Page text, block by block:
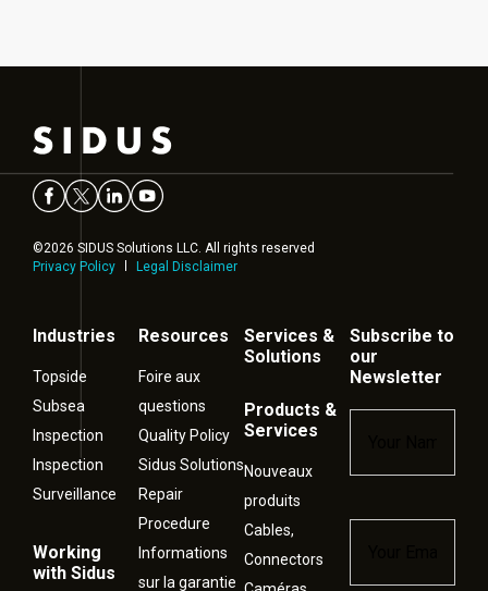
©2026 SIDUS Solutions LLC. All rights reserved
Privacy Policy
Legal Disclaimer
Industries
Topside
Subsea
Inspection
Inspection
Surveillance
Working
with Sidus
Resources
Foire aux
questions
Quality Policy
Sidus Solutions
Repair
Procedure
Informations
sur la garantie
Services &
Solutions
Products &
Services
Nouveaux
produits
Cables,
Connectors
Subscribe to
our
Newsletter